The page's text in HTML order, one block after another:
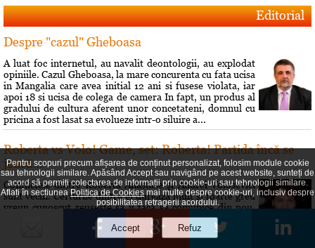
Editorial
Despre "cazul" Gheboasa
A luat foc internetul, au navalit deontologii, au explodat
opiniile. Cazul Gheboasa, la mare concurenta cu fata ucisa
in Mangalia care avea initial 12 ani si fusese violata, iar
apoi 18 si ucisa de colega de camera In fapt, un produs al
gradului de cultura aferent unor concetateni, domnul cu
pricina a fost lasat sa evolueze intr-o siluire a...
Roberta vs Volo! Game, set: Roberta! Partida încă se
joacă...
Conflictele dintre Roberta Anastase şi Andrei Volosevici
sunt vechi. Certurile dintre ei durează mult şi foarte greu
vreun cunoscut reuşeşte să îi facă să comunice din nou.
Rezultatul alegerilor interne de la PNL Ploieşti este încă o
dovadă a faptului că liberalii au dorit să îi dea o lecţie lui
Volosevici, arâtându-i voalat că nu este pe...
Pentru scopuri precum afișarea de conținut personalizat, folosim module cookie
sau tehnologii similare. Apăsând Accept sau navigând pe acest website, sunteți de
acord să permiți colectarea de informații prin cookie-uri sau tehnologii similare.
Aflați în secțiuneaPolitica de Cookiesmai multe despre cookie-uri, inclusiv despre
posibilitatea retragerii acordului.